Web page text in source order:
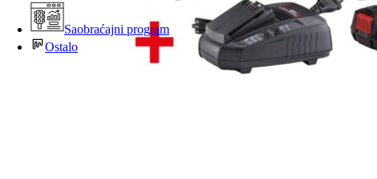
Saobraćajni program
Ostalo